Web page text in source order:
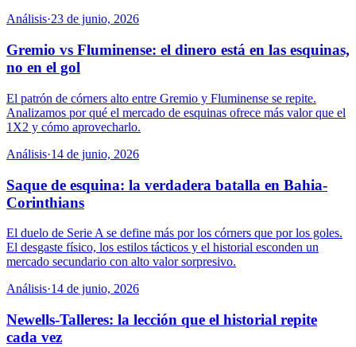
Análisis·23 de junio, 2026
Gremio vs Fluminense: el dinero está en las esquinas,
no en el gol
El patrón de córners alto entre Gremio y Fluminense se repite.
Analizamos por qué el mercado de esquinas ofrece más valor que el
1X2 y cómo aprovecharlo.
Análisis·14 de junio, 2026
Saque de esquina: la verdadera batalla en Bahia-
Corinthians
El duelo de Serie A se define más por los córners que por los goles.
El desgaste físico, los estilos tácticos y el historial esconden un
mercado secundario con alto valor sorpresivo.
Análisis·14 de junio, 2026
Newells-Talleres: la lección que el historial repite
cada vez